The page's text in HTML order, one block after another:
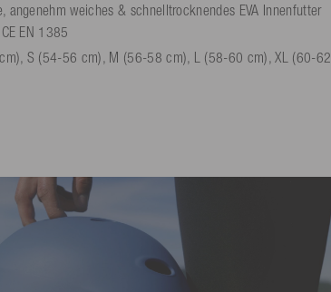
angenehm weiches & schnelltrocknendes EVA Innenfutter
EN 1385
S (54-56 cm), M (56-58 cm), L (58-60 cm), XL (60-62